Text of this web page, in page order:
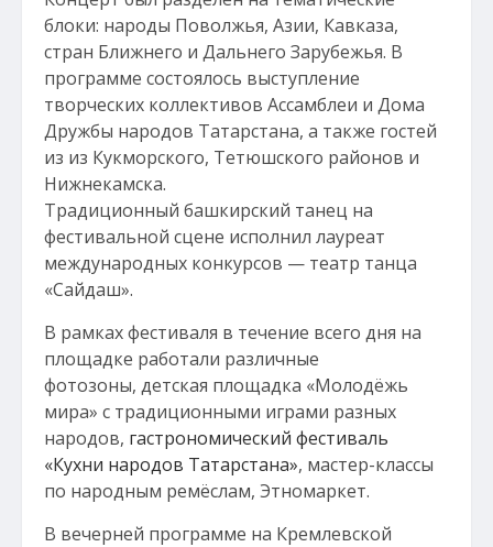
блоки: народы Поволжья, Азии, Кавказа,
стран Ближнего и Дальнего Зарубежья. В
программе состоялось выступление
творческих коллективов Ассамблеи и Дома
Дружбы народов Татарстана, а также гостей
из из Кукморского, Тетюшского районов и
Нижнекамска.
Традиционный башкирский танец на
фестивальной сцене исполнил лауреат
международных конкурсов — театр танца
«Сайдаш».
В рамках фестиваля в течение всего дня на
площадке работали различные
фотозоны, детская площадка «Молодёжь
мира» с традиционными играми разных
народов, гастрономический фестиваль
«Кухни народов Татарстана», мастер-классы
по народным ремёслам, Этномаркет.
В вечерней программе на Кремлевской